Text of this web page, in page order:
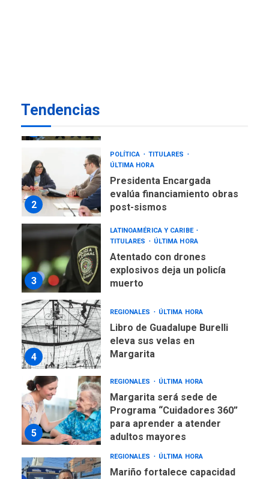
Tendencias
1
2
POLÍTICA
TITULARES
ÚLTIMA HORA
Presidenta Encargada
evalúa financiamiento obras
post-sismos
3
LATINOAMÉRICA Y CARIBE
TITULARES
ÚLTIMA HORA
Atentado con drones
explosivos deja un policía
muerto
4
REGIONALES ÚLTIMA HORA
Libro de Guadalupe Burelli
eleva sus velas en
Margarita
5
REGIONALES ÚLTIMA HORA
Margarita será sede de
Programa “Cuidadores 360”
para aprender a atender
adultos mayores
REGIONALES ÚLTIMA HORA
Mariño fortalece capacidad